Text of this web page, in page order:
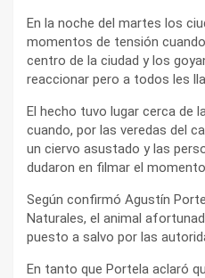
En la noche del martes los
momentos de tensión
centro de la ciudad y los
reaccionar pero a todos les
El hecho tuvo lugar cerca de
cuando, por las veredas del
un ciervo asustado y las
dudaron en filmar el
Según confirmó Agustín
Naturales, el animal
puesto a salvo por las
En tanto que Portela aclaró